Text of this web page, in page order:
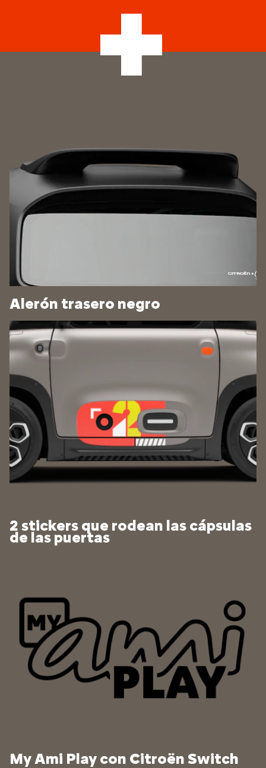
Alerón trasero negro
2 stickers que rodean las cápsulas
de las puertas
My Ami Play con Citroën Switch